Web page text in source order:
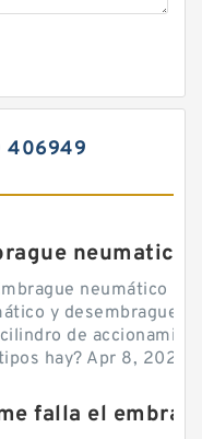
406949
neumatico?
neumático
y desembrague
de
hay? Apr 8, 2020